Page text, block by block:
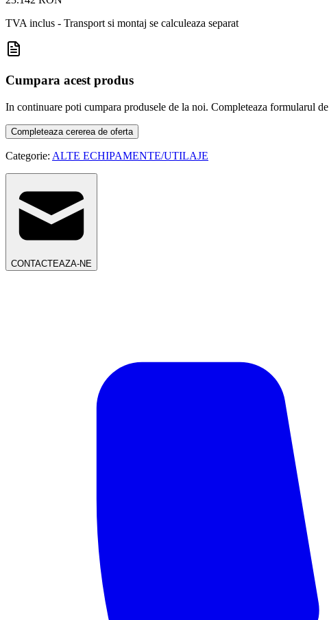
TVA inclus - Transport si montaj se calculeaza separat
Cumpara acest produs
In continuare poti cumpara produsele de la noi. Completeaza formularul
Completeaza cererea de oferta
Categorie: ALTE ECHIPAMENTE/UTILAJE
CONTACTEAZA-NE